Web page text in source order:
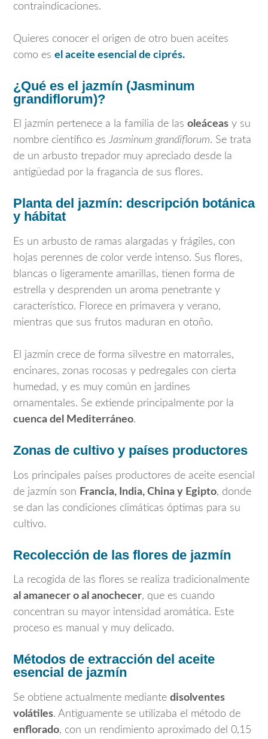
contraindicaciones.
Quieres conocer el origen de otro buen aceites
como es el aceite esencial de ciprés.
¿Qué es el jazmín (Jasminum
grandiflorum)?
El jazmín pertenece a la familia de las oleáceas y su
nombre científico esJasminum grandiflorum. Se trata
de un arbusto trepador muy apreciado desde la
antigüedad por la fragancia de sus flores.
Planta del jazmín: descripción botánica
y hábitat
Es un arbusto de ramas alargadas y frágiles, con
hojas perennes de color verde intenso. Sus flores,
blancas o ligeramente amarillas, tienen forma de
estrella y desprenden un aroma penetrante y
característico. Florece en primavera y verano,
mientras que sus frutos maduran en otoño.
El jazmín crece de forma silvestre en matorrales,
encinares, zonas rocosas y pedregales con cierta
humedad, y es muy común en jardines
ornamentales. Se extiende principalmente por la
cuenca del Mediterráneo.
Zonas de cultivo y países productores
Los principales países productores de aceite esencial
de jazmín son Francia, India, China y Egipto, donde
se dan las condiciones climáticas óptimas para su
cultivo.
Recolección de las flores de jazmín
La recogida de las flores se realiza tradicionalmente
al amanecer o al anochecer, que es cuando
concentran su mayor intensidad aromática. Este
proceso es manual y muy delicado.
Métodos de extracción del aceite
esencial de jazmín
Se obtiene actualmente mediante disolventes
volátiles. Antiguamente se utilizaba el método de
enflorado, con un rendimiento aproximado del 0,15